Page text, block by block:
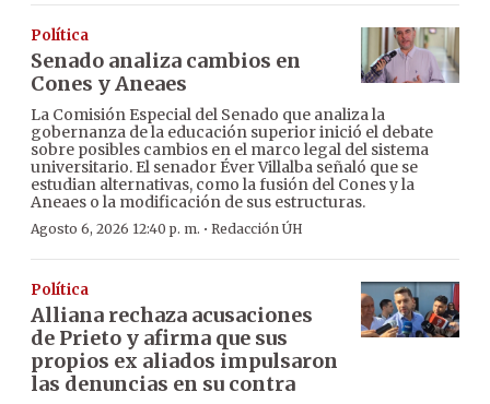
Política
Senado analiza cambios en
Cones y Aneaes
La Comisión Especial del Senado que analiza la
gobernanza de la educación superior inició el debate
sobre posibles cambios en el marco legal del sistema
universitario. El senador Éver Villalba señaló que se
estudian alternativas, como la fusión del Cones y la
Aneaes o la modificación de sus estructuras.
Agosto 6, 2026 12:40 p. m. · Redacción ÚH
Política
Alliana rechaza acusaciones
de Prieto y afirma que sus
propios ex aliados impulsaron
las denuncias en su contra